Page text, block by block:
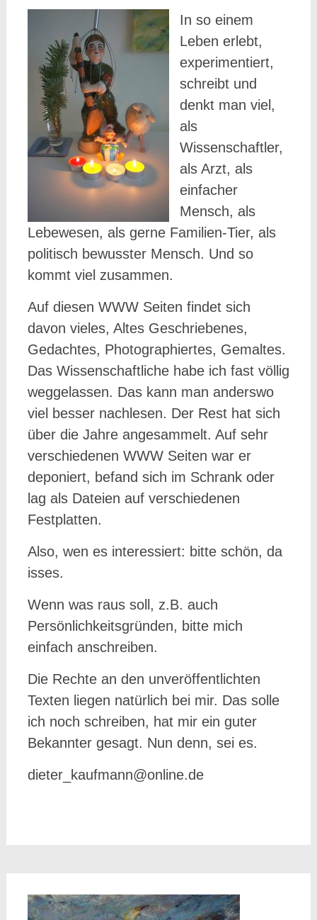
In so einem
Leben erlebt,
experimentiert,
schreibt und
denkt man viel,
als
Wissenschaftler,
als Arzt, als
einfacher
Mensch, als
Lebewesen, als gerne Familien-Tier, als
politisch bewusster Mensch. Und so
kommt viel zusammen.
Auf diesen WWW Seiten findet sich
davon vieles, Altes Geschriebenes,
Gedachtes, Photographiertes, Gemaltes.
Das Wissenschaftliche habe ich fast völlig
weggelassen. Das kann man anderswo
viel besser nachlesen. Der Rest hat sich
über die Jahre angesammelt. Auf sehr
verschiedenen WWW Seiten war er
deponiert, befand sich im Schrank oder
lag als Dateien auf verschiedenen
Festplatten.
Also, wen es interessiert: bitte schön, da
isses.
Wenn was raus soll, z.B. auch
Persönlichkeitsgründen, bitte mich
einfach anschreiben.
Die Rechte an den unveröffentlichten
Texten liegen natürlich bei mir. Das solle
ich noch schreiben, hat mir ein guter
Bekannter gesagt. Nun denn, sei es.
dieter_kaufmann@online.de